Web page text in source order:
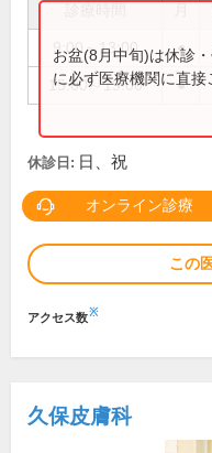
9:00～13:00 ●
15:00～19:00 ●
お盆(8月中旬)は休診
に必ず医療機関に直接
休診日: 日、祝
オンライン診療
この
アクセス数※
久保皮膚科